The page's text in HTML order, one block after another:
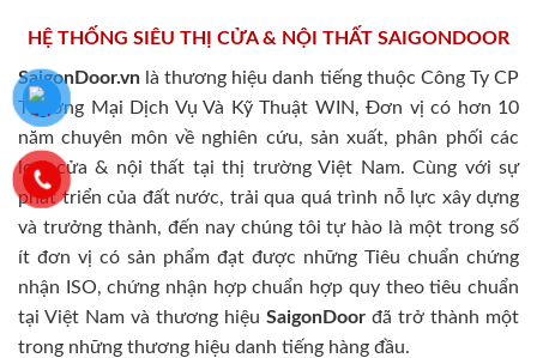
HỆ THỐNG SIÊU THỊ CỬA & NỘI THẤT SAIGONDOOR
SaigonDoor.vn là thương hiệu danh tiếng thuộc Công Ty CP
Thương Mại Dịch Vụ Và Kỹ Thuật WIN, Đơn vị có hơn 10
năm chuyên môn về nghiên cứu, sản xuất, phân phối các
loại cửa & nội thất tại thị trường Việt Nam. Cùng với sự
phát triển của đất nước, trải qua quá trình nỗ lực xây dựng
và trưởng thành, đến nay chúng tôi tự hào là một trong số
ít đơn vị có sản phẩm đạt được những Tiêu chuẩn chứng
nhận ISO, chứng nhận hợp chuẩn hợp quy theo tiêu chuẩn
tại Việt Nam và thương hiệu SaigonDoor đã trở thành một
trong những thương hiệu danh tiếng hàng đầu.